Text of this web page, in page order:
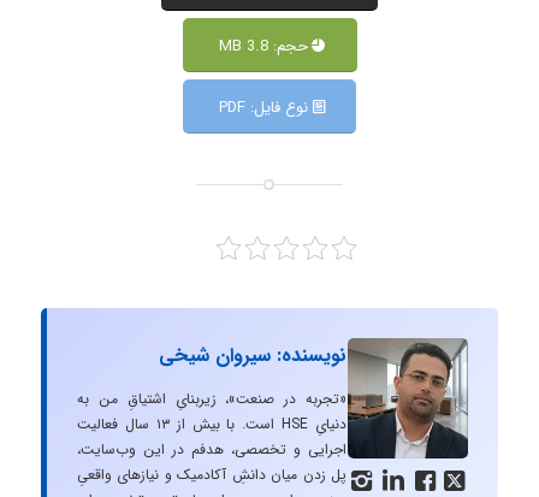
حجم: 3.8 MB
نوع فایل: PDF
   
نویسنده: سیروان شیخی
«تجربه در صنعت»، زیربنایِ اشتیاقِ من به
دنیایِ HSE است. با بیش از ۱۳ سال فعالیت
اجرایی و تخصصی، هدفم در این وب‌سایت،
پل زدن میان دانشِ آکادمیک و نیازهای واقعیِ